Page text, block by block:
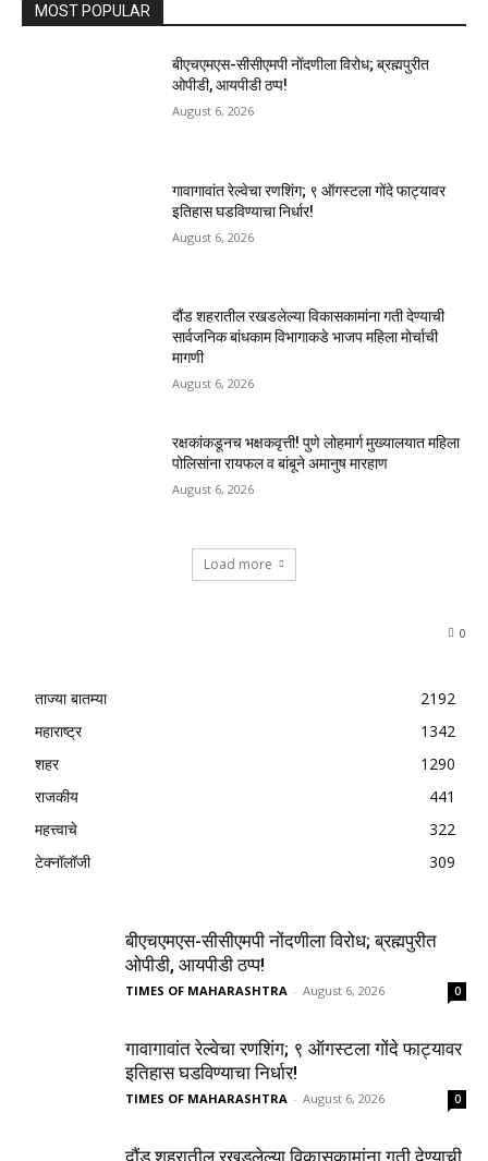
MOST POPULAR
बीएचएमएस-सीसीएमपी नोंदणीला विरोध; ब्रह्मपुरीत
ओपीडी, आयपीडी ठप्प!
August 6, 2026
गावागावांत रेल्वेचा रणशिंग; ९ ऑगस्टला गोंदे फाट्यावर
इतिहास घडविण्याचा निर्धार!
August 6, 2026
दौंड शहरातील रखडलेल्या विकासकामांना गती देण्याची
सार्वजनिक बांधकाम विभागाकडे भाजप महिला मोर्चाची
मागणी
August 6, 2026
रक्षकांकडूनच भक्षकवृत्ती! पुणे लोहमार्ग मुख्यालयात महिला
पोलिसांना रायफल व बांबूने अमानुष मारहाण
August 6, 2026
Load more
0
ताज्या बातम्या
2192
महाराष्ट्र
1342
शहर
1290
राजकीय
441
महत्त्वाचे
322
टेक्नॉलॉजी
309
बीएचएमएस-सीसीएमपी नोंदणीला विरोध; ब्रह्मपुरीत
ओपीडी, आयपीडी ठप्प!
TIMES OF MAHARASHTRA - August 6, 2026 0
गावागावांत रेल्वेचा रणशिंग; ९ ऑगस्टला गोंदे फाट्यावर
इतिहास घडविण्याचा निर्धार!
TIMES OF MAHARASHTRA - August 6, 2026 0
दौंड शहरातील रखडलेल्या विकासकामांना गती देण्याची